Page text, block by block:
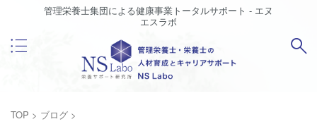
管理栄養士集団による健康事業トータルサポート - エヌ
エスラボ
TOP > ブログ >